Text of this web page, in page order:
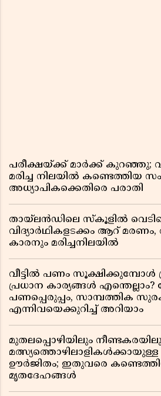
പരീക്ഷയ്ക്ക് മാർക്ക് കുറഞ്ഞു;
മരിച്ച നിലയിൽ കണ്ടെത്തിയ
അധ്യാപികക്കെതിരെ പരാതി
തായ്‌ലൻഡിലെ സ്‌കൂളിൽ
വിദ്യാർഥികളടക്കം ആറ്
കാരനും മരിച്ചനിലയിൽ
വീട്ടിൽ പണം സൂക്ഷിക്കുമ്പോൾ
പ്രധാന കാര്യങ്ങൾ
പണപ്പെരുപ്പം, സാമ്പത്തിക
എന്നിവയെക്കുറിച്ച് അറിയാം
മുതലപ്പൊഴിയിലും
മത്സ്യത്തൊഴിലാളികൾക്കായുള്ള
ഊർജിതം; ഇതുവരെ
മൃതദേഹങ്ങൾ